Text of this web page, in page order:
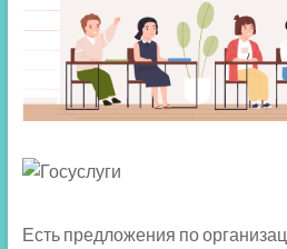
Есть предложения по